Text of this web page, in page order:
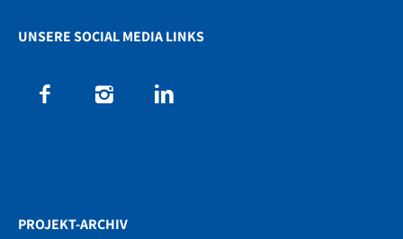
UNSERE SOCIAL MEDIA LINKS
PROJEKT-ARCHIV